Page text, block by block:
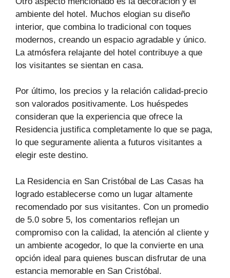
ambiente del hotel. Muchos elogian su diseño
interior, que combina lo tradicional con toques
modernos, creando un espacio agradable y único.
La atmósfera relajante del hotel contribuye a que
los visitantes se sientan en casa.
Por último, los precios y la relación calidad-precio
son valorados positivamente. Los huéspedes
consideran que la experiencia que ofrece la
Residencia justifica completamente lo que se paga,
lo que seguramente alienta a futuros visitantes a
elegir este destino.
La Residencia en San Cristóbal de Las Casas ha
logrado establecerse como un lugar altamente
recomendado por sus visitantes. Con un promedio
de 5.0 sobre 5, los comentarios reflejan un
compromiso con la calidad, la atención al cliente y
un ambiente acogedor, lo que la convierte en una
opción ideal para quienes buscan disfrutar de una
estancia memorable en San Cristóbal.